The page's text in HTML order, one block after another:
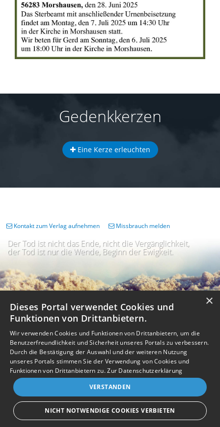
Gedenkkerzen
Eine Kerze erleuchten
Der Tod ist nicht das Ende, nicht die Vergänglichkeit,
der Tod ist nur die Wende, Beginn der Ewigkeit.
Kontakt zum Verlag aufnehmen Missbrauch melden
Impressum Nutzungsbedingungen Datenschutz
AGB
Barrierefreiheit
Barriere melden
I
m
A
c
e
s
Accessibility-Modus aktivieren
I
K
n
t
Kontrastmodus aktivieren
eigenes Gedenkportal erstellen
Gedenkportal erstellen
×
Dieses Portal verwendet Cookies und
Funktionen von Drittanbietern.
Wir verwenden Cookies und Funktionen von Drittanbietern, um die
Benutzerfreundlichkeit und Sicherheit unseres Portals zu verbessern.
Durch die Bestätigung der Auswahl und der weiteren Nutzung
unseres Portals stimmen Sie der Verwendung von Cookies und
Funktionen von Drittanbietern zu.Zur Datenschutzerklärung
VERSTANDEN
NICHT NOTWENDIGE COOKIES VERBIETEN